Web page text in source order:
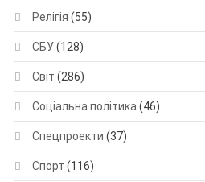
Релігія (55)
СБУ(128)
Світ (286)
Соціальна політика (46)
Спецпроекти (37)
Спорт (116)